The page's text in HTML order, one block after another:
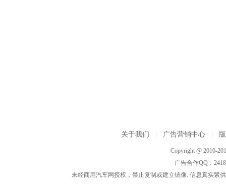
关于我们 广告营销中心
Copyright @ 2010-
广告合作QQ：
未经商用汽车网授权，禁止复制或建立镜像. 信息真实紧